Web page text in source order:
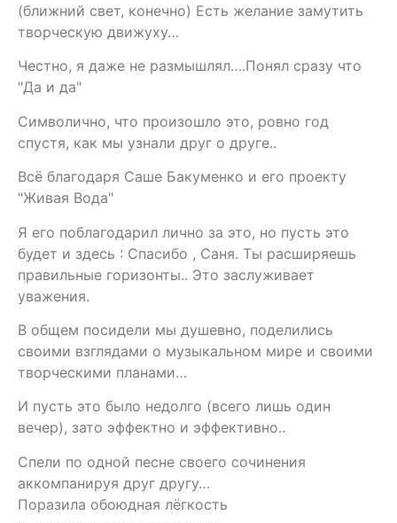
(ближний свет, конечно) Есть желание замутить
творческую движуху…
Честно, я даже не размышлял….Понял сразу что
"Да и да"
Символично, что произошло это, ровно год
спустя, как мы узнали друг о друге..
Всë благодаря Саше Бакуменко и его проекту
"Живая Вода"
Я его поблагодарил лично за это, но пусть это
будет и здесь : Спасибо , Саня. Ты расширяешь
правильные горизонты.. Это заслуживает
уважения.
В общем посидели мы душевно, поделились
своими взглядами о музыкальном мире и своими
творческими планами…
И пусть это было недолго (всего лишь один
вечер), зато эффектно и эффективно..
Спели по одной песне своего сочинения
аккомпанируя друг другу…
Поразила обоюдная лëгкость